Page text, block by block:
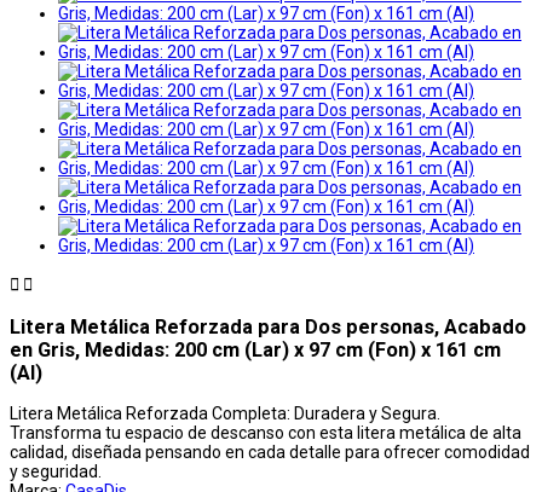
 
Litera Metálica Reforzada para Dos personas, Acabado
en Gris, Medidas: 200 cm (Lar) x 97 cm (Fon) x 161 cm
(Al)
Litera Metálica Reforzada Completa: Duradera y Segura.
Transforma tu espacio de descanso con esta litera metálica de alta
calidad, diseñada pensando en cada detalle para ofrecer comodidad
y seguridad.